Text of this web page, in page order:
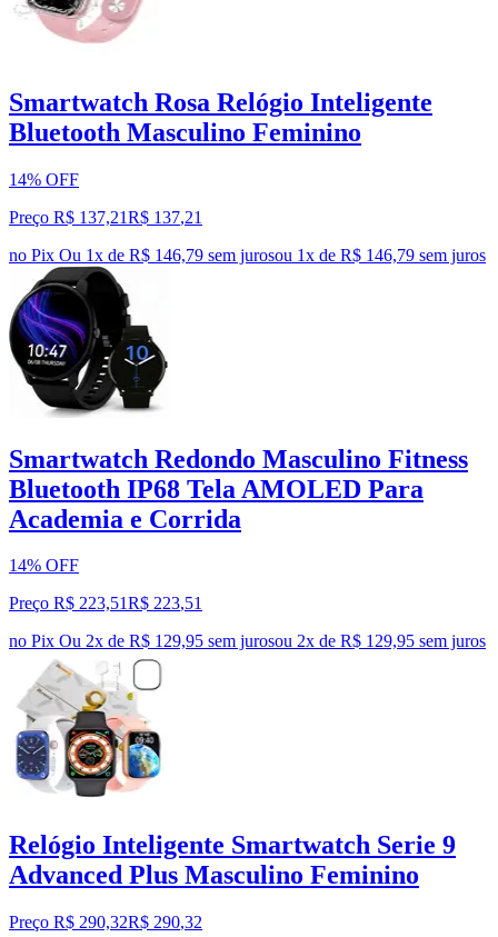
Smartwatch Rosa Relógio Inteligente
Bluetooth Masculino Feminino
14% OFF
Preço R$ 137,21R$ 137,21
no Pix Ou 1x de R$ 146,79 sem jurosou 1x de R$ 146,79 sem juros
Smartwatch Redondo Masculino Fitness
Bluetooth IP68 Tela AMOLED Para
Academia e Corrida
14% OFF
Preço R$ 223,51R$ 223,51
no Pix Ou 2x de R$ 129,95 sem jurosou 2x de R$ 129,95 sem juros
Relógio Inteligente Smartwatch Serie 9
Advanced Plus Masculino Feminino
Preço R$ 290,32R$ 290,32